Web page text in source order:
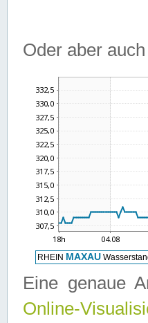
Oder aber
Eine genaue
Online-